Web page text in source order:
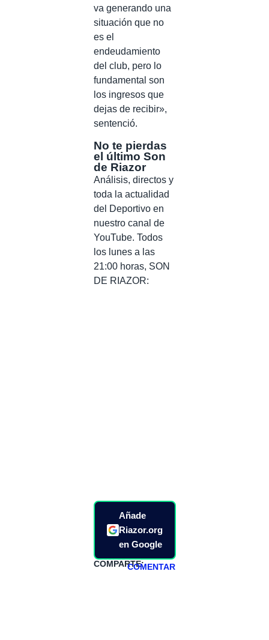
va generando una
situación que no
es el
endeudamiento
del club, pero lo
fundamental son
los ingresos que
dejas de recibir»,
sentenció.
No te pierdas
el último Son
de Riazor
Análisis, directos y
toda la actualidad
del Deportivo en
nuestro canal de
YouTube. Todos
los lunes a las
21:00 horas, SON
DE RIAZOR:
Añade
Riazor.org
en Google
COMPARTE:COMENTAR